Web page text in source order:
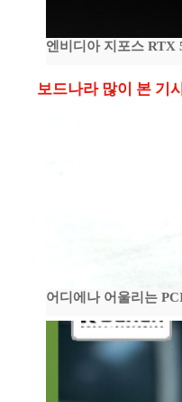
엔비디아 지포스 RTX
보드나라 많이 본 기
어디에나 어울리는